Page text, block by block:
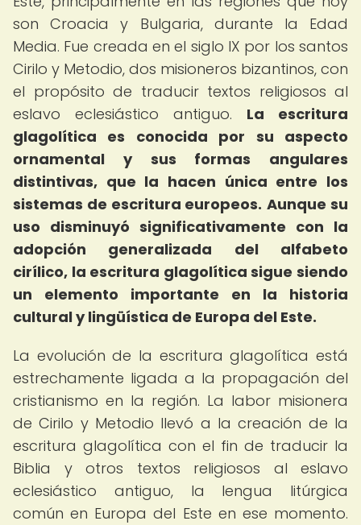
son Croacia y Bulgaria, durante la Edad
Media. Fue creada en el siglo IX por los santos
Cirilo y Metodio, dos misioneros bizantinos, con
el propósito de traducir textos religiosos al
eslavo eclesiástico antiguo. La escritura
glagolítica es conocida por su aspecto
ornamental y sus formas angulares
distintivas, que la hacen única entre los
sistemas de escritura europeos. Aunque su
uso disminuyó significativamente con la
adopción generalizada del alfabeto
cirílico, la escritura glagolítica sigue siendo
un elemento importante en la historia
cultural y lingüística de Europa del Este.
La evolución de la escritura glagolítica está
estrechamente ligada a la propagación del
cristianismo en la región. La labor misionera
de Cirilo y Metodio llevó a la creación de la
escritura glagolítica con el fin de traducir la
Biblia y otros textos religiosos al eslavo
eclesiástico antiguo, la lengua litúrgica
común en Europa del Este en ese momento.